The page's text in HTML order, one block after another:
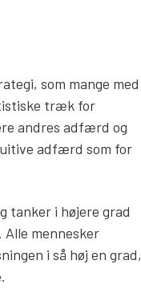
som mange med
træk for
andres adfærd og
adfærd som for
tanker i højere grad
mennesker
i så høj en grad,